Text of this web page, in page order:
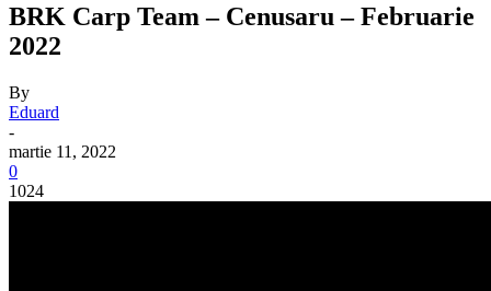
BRK Carp Team – Cenusaru – Februarie
2022
By
Eduard
-
martie 11, 2022
0
1024